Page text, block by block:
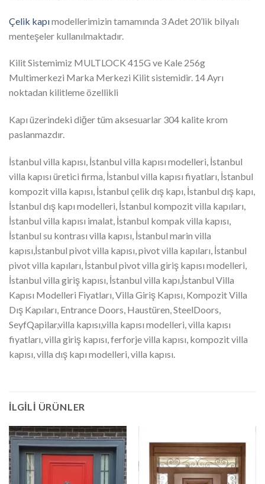
Çelik kapımodellerimizin tamamında 3 Adet 20’lik bilyalı
menteşeler kullanılmaktadır.
Kilit Sistemimiz MULTLOCK 415G ve Kale 256g
Multimerkezi Marka Merkezi Kilit sistemidir. 14 Ayrı
noktadan kilitleme özellikli
Kapı üzerindeki diğer tüm aksesuarlar 304 kalite krom
paslanmazdır.
İstanbul villa kapısı, İstanbul villa kapısı modelleri, İstanbul
villa kapısı üretici firma, İstanbul villa kapısı fiyatları, İstanbul
kompozit villa kapısı, İstanbul çelik dış kapı, İstanbul dış kapı,
İstanbul dış kapı modelleri, İstanbul kompozit villa kapıları,
İstanbul villa kapısı imalat, İstanbul kompak villa kapısı,
İstanbul su kontrası villa kapısı, İstanbul marin villa
kapısı,İstanbul pivot villa kapısı, pivot villa kapıları, İstanbul
pivot villa kapıları, İstanbul pivot villa giriş kapısı modelleri,
İstanbul villa giriş kapısı, İstanbul villa kapı,İstanbul Villa
Kapısı Modelleri Fiyatları, Villa Giriş Kapısı, Kompozit Villa
Dış Kapıları, Entrance Doors, Haustüren, SteelDoors,
SeyfQapilar,villa kapısı,villa kapısı modelleri, villa kapısı
fiyatları, villa giriş kapısı, ferforje villa kapısı, kompozit villa
kapısı, villa dış kapı modelleri, villa kapısı.
İLGILI ÜRÜNLER